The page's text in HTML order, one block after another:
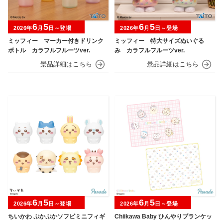
ミッフィー マーカー付きドリンク
ボトル カラフルフルーツver.
2026年6月 5日～登場
ミッフィー 特大サイズぬいぐる
み カラフルフルーツver.
2026年6月 5日～登場
ちいかわ ぷかぷかソフビミニフィギ
2026年6月 5 日～登場
Chiikawa Baby ひんやりブランケッ
2026年6月 5 日～登場